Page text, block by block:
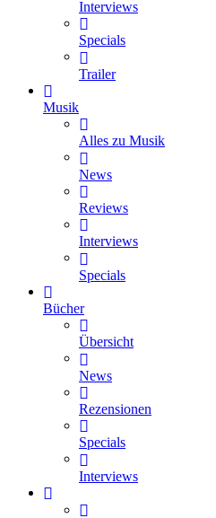
Interviews
Specials
Trailer
Musik
Alles zu Musik
News
Reviews
Interviews
Specials
Bücher
Übersicht
News
Rezensionen
Specials
Interviews